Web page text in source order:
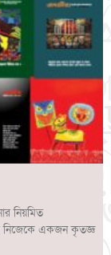
নিয়মিত
নিজেকে একজন কৃতজ্ঞ